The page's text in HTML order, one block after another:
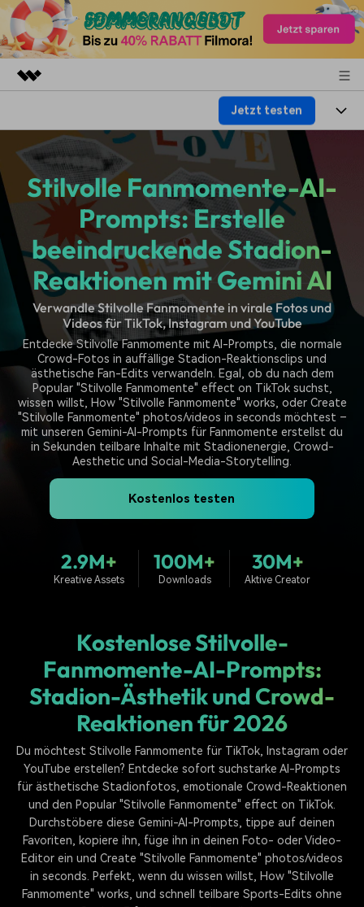
KI-gestützte digitale Kreativität
Dienstprogramme
Business
Überblick
Lösungen
Über uns
Presseraum
Shop
Support
Jetzt testen
Produkte
Plattformen
Funktionen
Assets
Video/Foto
Audio
Text
Lösungen
Wer
Video-Lösungen
Ressourcen
Video-Prompts
Über 100 heiße Video-
Prompts – schnell ähnliche
Videos erstellen
Meisterkurs
Beherrschen Sie
fortgeschrittene
Videobearbeitungsfähigkeiten
Kickstart Bootcamp
erweitern Sie Ihre
Fähigkeiten mit Filmora
DIY-Spezialeffekte
können
Creator
Ihren Einfluss mit Filmora
Freunde-werben-
Hilfe-Center
Erste Schritte
Kunden-Support
Über
Über Uns
Unsere Mission, Geschichte
und Kunden
Bewertungen
Finden Sie mehr über Filmora
Nachrichten und
Erfahren Sie, wie unsere
Kunden Erfolg haben
Schalten Sie Partnerschaften
auf Unternehmensebene frei
KAUFEN Anmelden
Suchen
Stilvolle Fanmomente-AI-
Prompts: Erstelle
beeindruckende Stadion-
Reaktionen mit Gemini AI
Verwandle Stilvolle Fanmomente in virale Fotos und
Videos für TikTok, Instagram und YouTube
Entdecke Stilvolle Fanmomente mit AI-Prompts, die normale
Crowd-Fotos in auffällige Stadion-Reaktionsclips und
ästhetische Fan-Edits verwandeln. Egal, ob du nach dem
Popular "Stilvolle Fanmomente" effect on TikTok suchst,
wissen willst, How "Stilvolle Fanmomente" works, oder Create
"Stilvolle Fanmomente" photos/videos in seconds möchtest –
mit unseren Gemini-AI-Prompts für Fanmomente erstellst du
in Sekunden teilbare Inhalte mit Stadionenergie, Crowd-
Aesthetic und Social-Media-Storytelling.
Kostenlos testen
2.9M+
Kreative Assets
100M+
Downloads
30M+
Aktive Creator
Kostenlose Stilvolle-
Fanmomente-AI-Prompts:
Stadion-Ästhetik und Crowd-
Reaktionen für 2026
Du möchtest Stilvolle Fanmomente für TikTok, Instagram oder
YouTube erstellen? Entdecke sofort suchstarke AI-Prompts
für ästhetische Stadionfotos, emotionale Crowd-Reaktionen
und den Popular "Stilvolle Fanmomente" effect on TikTok.
Durchstöbere diese Gemini-AI-Prompts, tippe auf deinen
Favoriten, kopiere ihn, füge ihn in deinen Foto- oder Video-
Editor ein und Create "Stilvolle Fanmomente" photos/videos
in seconds. Perfekt, wenn du wissen willst, How "Stilvolle
Fanmomente" works, und schnell teilbare Sports-Edits ohne